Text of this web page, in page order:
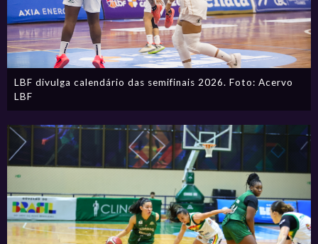
LBF divulga calendário das semifinais 2026. Foto: Acervo
LBF